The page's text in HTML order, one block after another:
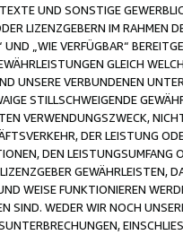
UND SONSTIGE
LIZENZGEBERN IM RAHMEN
UND „WIE VERFÜGBAR“
GLEICH
UNSERE VERBUNDENEN
STILLSCHWEIGENDE
VERWENDUNGSZWECK,
DER LEISTUNG
DEN LEISTUNGSUMFANG
GEWÄHRLEISTEN,
WEISE FUNKTIONIEREN
SIND. WEDER WIR NOCH